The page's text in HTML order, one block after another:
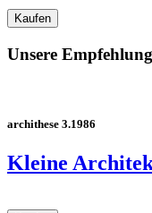
Unsere Empfehlung
archithese 3.1986
Kleine